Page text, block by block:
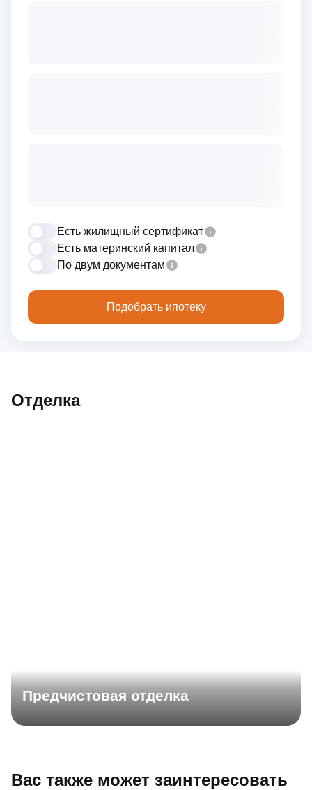
Есть жилищный сертификат
Есть материнский капитал
По двум документам
Подобрать ипотеку
Отделка
Предчистовая отделка
Вас также может заинтересовать